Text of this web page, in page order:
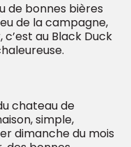
de bonnes bières
de la campagne,
au Black Duck
chateau de
simple,
dimanche du mois